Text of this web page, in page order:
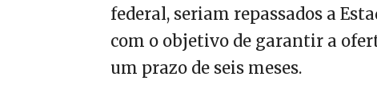
federal, seriam repassados a
com o objetivo de garantir a
um prazo de seis meses.